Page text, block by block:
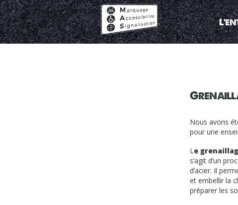
Marquage
Nous avons
pour une
L e
s’agit d’un
d’acier. Il
et embellir la
préparer les